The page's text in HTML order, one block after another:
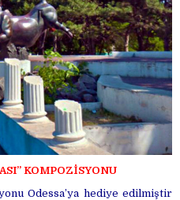
KOMPOZİSYONU
Odessa’ya hediye edilmiştir